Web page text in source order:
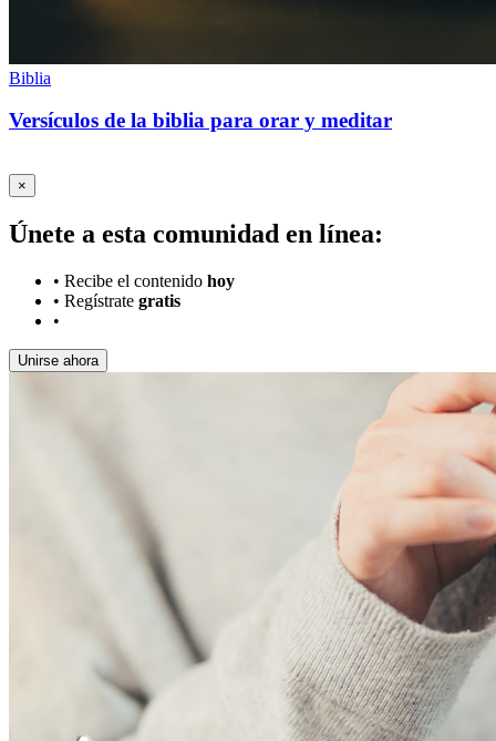
Biblia
Versículos de la biblia para orar y meditar
×
Únete a esta comunidad en línea:
• Recibe el contenido hoy
• Regístrate gratis
•
Unirse ahora